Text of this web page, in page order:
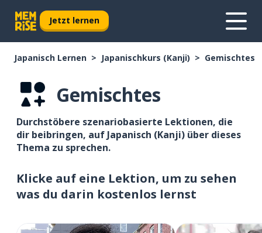
Jetzt lernen
Japanisch Lernen Japanischkurs (Kanji) Gemischtes
Gemischtes
Durchstöbere szenariobasierte Lektionen, die
dir beibringen, auf Japanisch (Kanji) über dieses
Thema zu sprechen.
Klicke auf eine Lektion, um zu sehen
was du darin kostenlos lernst